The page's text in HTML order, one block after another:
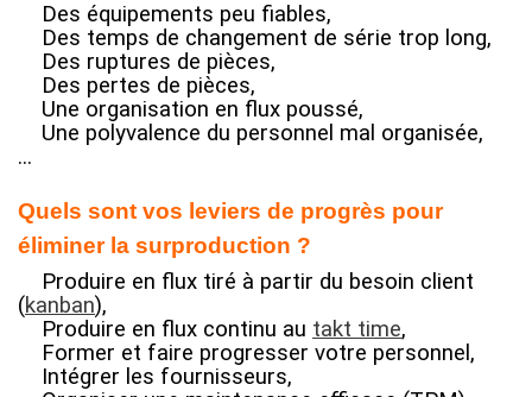
Des équipements peu fiables,
Des temps de changement de série trop long,
Des ruptures de pièces,
Des pertes de pièces,
Une organisation en flux poussé,
Une polyvalence du personnel mal organisée,
...
Quels sont vos leviers de progrès pour
éliminer la surproduction ?
Produire en flux tiré à partir du besoin client
(kanban),
Produire en flux continu au takt time,
Former et faire progresser votre personnel ,
Intégrer les fournisseurs,